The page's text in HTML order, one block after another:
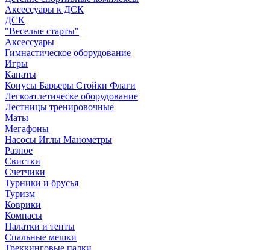
Аксессуары к ДСК
ДСК
"Веселые старты"
Аксессуары
Гимнастическое оборудование
Игры
Канаты
Конусы Барьеры Стойки Флаги
Легкоатлетическе оборудование
Лестницы тренировочные
Маты
Мегафоны
Насосы Иглы Манометры
Разное
Свистки
Счетчики
Турники и брусья
Туризм
Коврики
Компасы
Палатки и тенты
Спальные мешки
Треккинговые палки